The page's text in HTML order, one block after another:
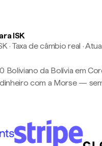
ISK
· Taxa de câmbio real ·
Boliviano da Bolívia em
com a Morse —